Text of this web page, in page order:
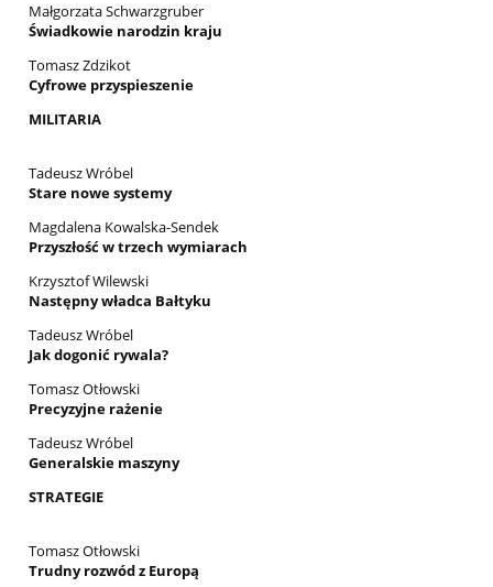
Małgorzata Schwarzgruber
Świadkowie narodzin kraju
Tomasz Zdzikot
Cyfrowe przyspieszenie
MILITARIA
Tadeusz Wróbel
Stare nowe systemy
Magdalena Kowalska-Sendek
Przyszłość w trzech wymiarach
Krzysztof Wilewski
Następny władca Bałtyku
Tadeusz Wróbel
Jak dogonić rywala?
Tomasz Otłowski
Precyzyjne rażenie
Tadeusz Wróbel
Generalskie maszyny
STRATEGIE
Tomasz Otłowski
Trudny rozwód z Europą